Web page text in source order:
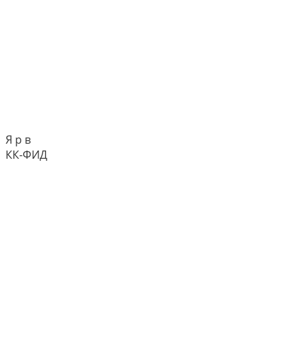
Я р в
КК-ФИД